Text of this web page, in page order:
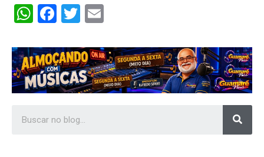
WhatsApp
Facebook
Twitter